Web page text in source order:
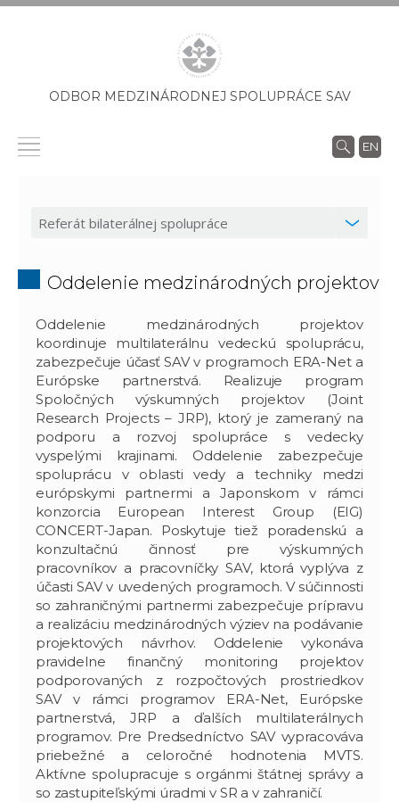
ODBOR MEDZINÁRODNEJ SPOLUPRÁCE SAV
EN
Oddelenie medzinárodných projektov
Oddelenie medzinárodných projektov
koordinuje multilaterálnu vedeckú spoluprácu,
zabezpečuje účasť SAV v programoch ERA-Net a
Európske partnerstvá. Realizuje program
Spoločných výskumných projektov (Joint
Research Projects – JRP), ktorý je zameraný na
podporu a rozvoj spolupráce s vedecky
vyspelými krajinami. Oddelenie zabezpečuje
spoluprácu v oblasti vedy a techniky medzi
európskymi partnermi a Japonskom v rámci
konzorcia European Interest Group (EIG)
CONCERT-Japan. Poskytuje tiež poradenskú a
konzultačnú činnosť pre výskumných
pracovníkov a pracovníčky SAV, ktorá vyplýva z
účasti SAV v uvedených programoch. V súčinnosti
so zahraničnými partnermi zabezpečuje prípravu
a realizáciu medzinárodných výziev na podávanie
projektových návrhov. Oddelenie vykonáva
pravidelne finančný monitoring projektov
podporovaných z rozpočtových prostriedkov
SAV v rámci programov ERA-Net, Európske
partnerstvá, JRP a ďalších multilaterálnych
programov. Pre Predsedníctvo SAV vypracováva
priebežné a celoročné hodnotenia MVTS.
Aktívne spolupracuje s orgánmi štátnej správy a
so zastupiteľskými úradmi v SR a v zahraničí.